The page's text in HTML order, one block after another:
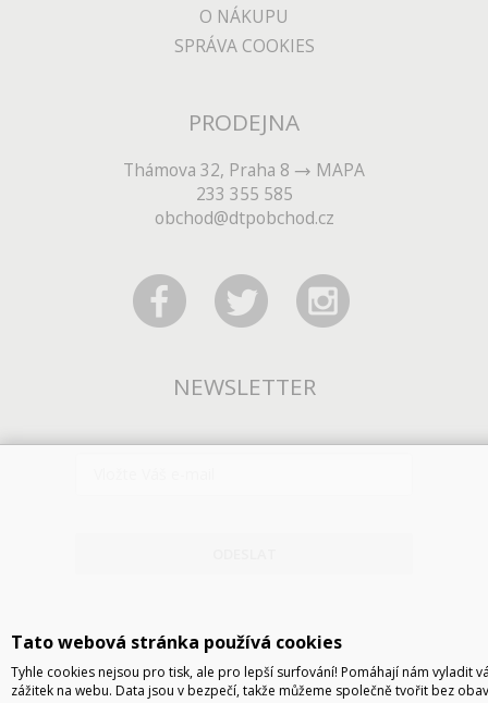
O NÁKUPU
SPRÁVA COOKIES
PRODEJNA
Thámova 32, Praha 8
MAPA
233 355 585
obchod@dtpobchod.cz
NEWSLETTER
Tato webová stránka používá cookies
Tyhle cookies nejsou pro tisk, ale pro lepší surfování! Pomáhají nám vyladit
zážitek na webu. Data jsou v bezpečí, takže můžeme společně tvořit bez